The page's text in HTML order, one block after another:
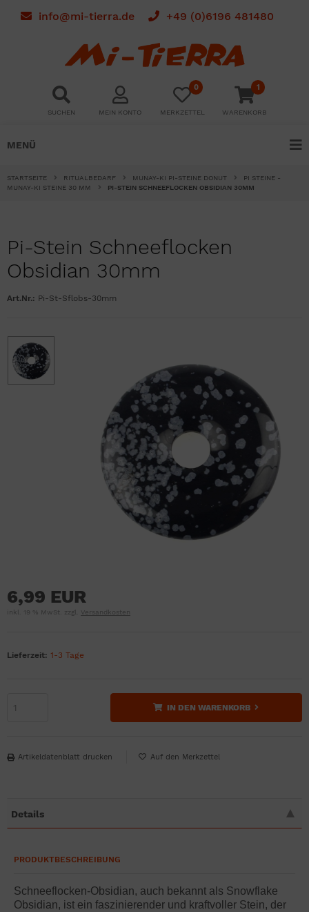
info@mi-tierra.de +49 (0)6196 481480
SUCHEN MEIN KONTO
0
MERKZETTEL
1
WARENKORB
MENÜ
STARTSEITE RITUALBEDARF MUNAY-KI PI-STEINE DONUT
PI STEINE -
MUNAY-KI STEINE 30 MM
PI-STEIN SCHNEEFLOCKEN OBSIDIAN 30MM
Pi-Stein Schneeflocken
Obsidian 30mm
Art.Nr.: Pi-St-Sflobs-30mm
6,99 EUR
inkl. 19 % MwSt. zzgl. Versandkosten
Lieferzeit: 1-3 Tage
IN DEN WARENKORB
Artikeldatenblatt drucken
Details
PRODUKTBESCHREIBUNG
Schneeflocken-Obsidian, auch bekannt als Snowflake
Obsidian, ist ein faszinierender und kraftvoller Stein, der